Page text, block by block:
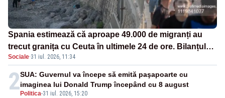
Spania estimează că aproape 49.000 de migranți au
trecut granița cu Ceuta în ultimele 24 de ore. Bilanțul
morților a ajuns la 19
Sociale·31 iul. 2026, 11:34
2 Politica-31 iul. 2026, 15:20
SUA: Guvernul va începe să emită paşapoarte cu
imaginea lui Donald Trump începând cu 8 august